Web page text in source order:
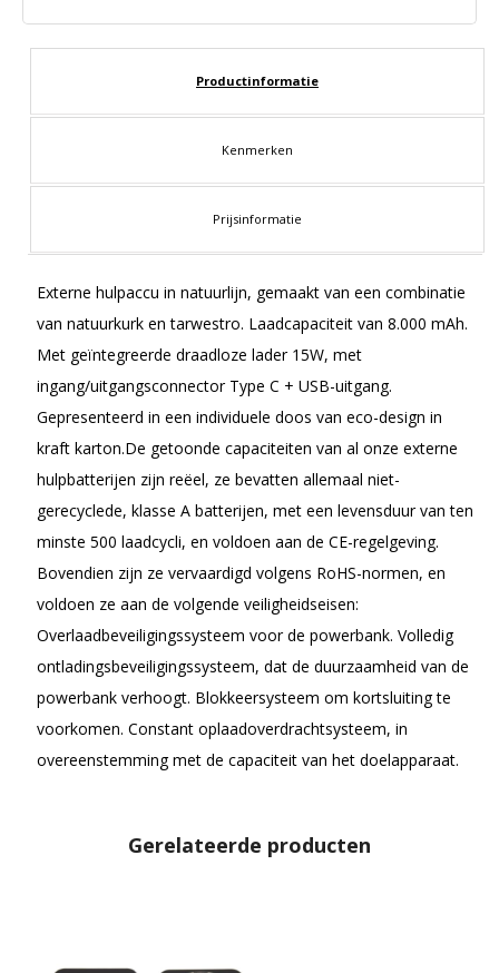
Productinformatie
Kenmerken
Prijsinformatie
Externe hulpaccu in natuurlijn, gemaakt van een combinatie
van natuurkurk en tarwestro. Laadcapaciteit van 8.000 mAh.
Met geïntegreerde draadloze lader 15W, met
ingang/uitgangsconnector Type C + USB-uitgang.
Gepresenteerd in een individuele doos van eco-design in
kraft karton.De getoonde capaciteiten van al onze externe
hulpbatterijen zijn reëel, ze bevatten allemaal niet-
gerecyclede, klasse A batterijen, met een levensduur van ten
minste 500 laadcycli, en voldoen aan de CE-regelgeving.
Bovendien zijn ze vervaardigd volgens RoHS-normen, en
voldoen ze aan de volgende veiligheidseisen:
Overlaadbeveiligingssysteem voor de powerbank. Volledig
ontladingsbeveiligingssysteem, dat de duurzaamheid van de
powerbank verhoogt. Blokkeersysteem om kortsluiting te
voorkomen. Constant oplaadoverdrachtsysteem, in
overeenstemming met de capaciteit van het doelapparaat.
Gerelateerde producten